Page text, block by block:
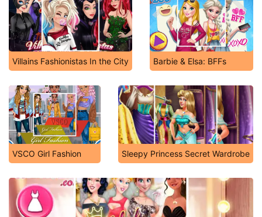
Villains Fashionistas In the City Barbie & Elsa: BFFs
VSCO Girl Fashion Sleepy Princess Secret Wardrobe